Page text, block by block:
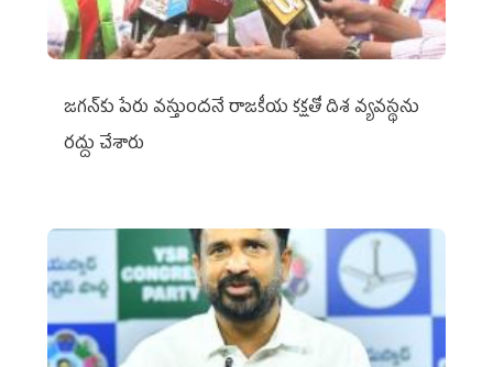
జగన్‌కు పేరు వస్తుందనే రాజకీయ కక్షతో దిశ వ్య‌వ‌స్థ‌ను
రద్దు చేశారు